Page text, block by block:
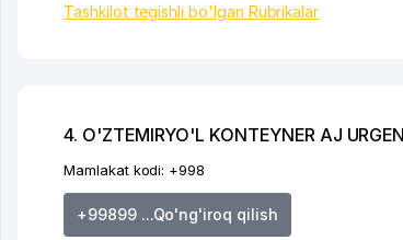
Tashkilot tegishli bo'lgan Rubrikalar
4. O'ZTEMIRYO'L KONTEYNER AJ
Mamlakat kodi: +998
+99899 ...Qo'ng'iroq qilish